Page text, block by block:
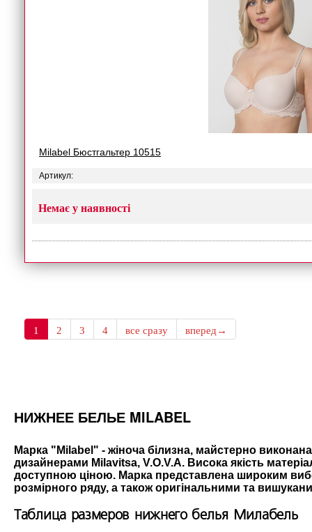
Milabel Бюстгальтер 10515
Артикул:
Немає у наявності
1 2 3 4 все сразу вперед→
НИЖНЕЕ БЕЛЬЕ MILABEL
Марка "Milabel" - жіноча білизна, майстерно
дизайнерами Milavitsa, V.O.V.A. Висока якість
доступною ціною. Марка представлена широким
розмірного ряду, а також оригінальними та
Таблица размеров нижнего белья Милабель